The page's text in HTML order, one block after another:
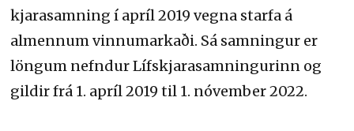
kjarasamning í apríl 2019 vegna starfa á
almennum vinnumarkaði. Sá samningur er
löngum nefndur Lífskjarasamningurinn og
gildir frá 1. apríl 2019 til 1. nóvember 2022.